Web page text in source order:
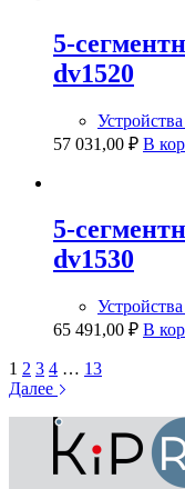
5-
dv1520
57 031,00 ₽ В
5-
dv1530
65 491,00 ₽ В
1 2 3 4 … 13
Далее